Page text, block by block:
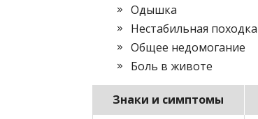
Одышка
Нестабильная походка
Общее недомогание
Боль в животе
Знаки и симптомы